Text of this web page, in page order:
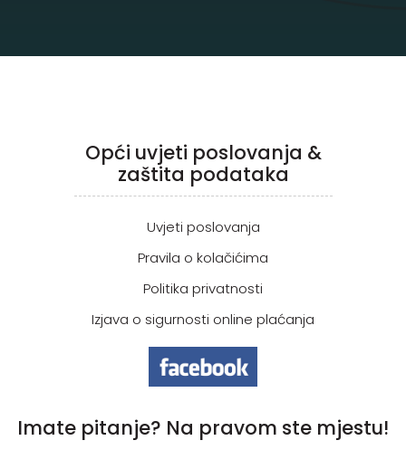
Opći uvjeti poslovanja &
zaštita podataka
Uvjeti poslovanja
Pravila o kolačićima
Politika privatnosti
Izjava o sigurnosti online plaćanja
Imate pitanje? Na pravom ste mjestu!